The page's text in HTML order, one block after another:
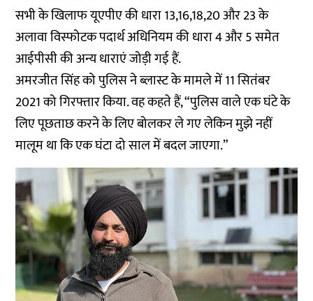
सभी के खिलाफ यूएपीए की धारा 13,16,18,20 और 23 के
अलावा विस्फोटक पदार्थ अधिनियम की धारा 4 और 5 समेत
आईपीसी की अन्य धाराएं जोड़ी गई हैं.
अमरजीत सिंह को पुलिस ने ब्लास्ट के मामले में 11 सितंबर
2021 को गिरफ्तार किया. वह कहते हैं, “पुलिस वाले एक घंटे के
लिए पूछताछ करने के लिए बोलकर ले गए लेकिन मुझे नहीं
मालूम था कि एक घंटा दो साल में बदल जाएगा.”